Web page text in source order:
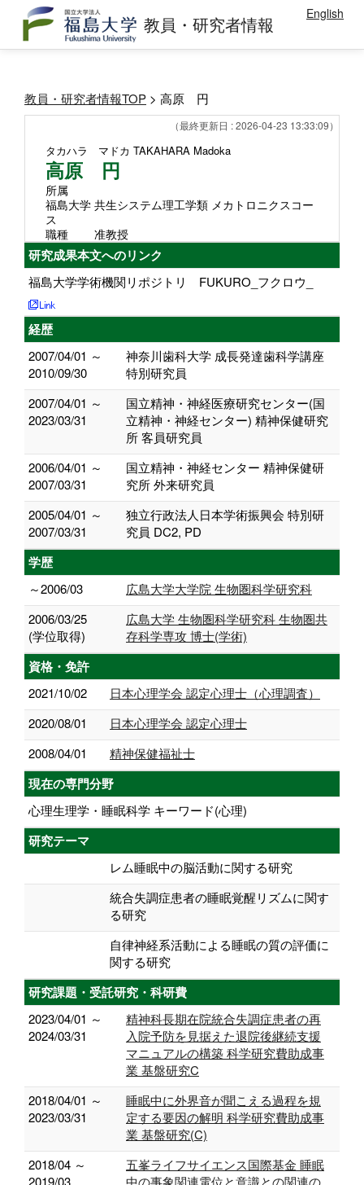
教員・研究者情報 English
教員・研究者情報TOP > 高原 円
（最終更新日 : 2026-04-23 13:33:09）
タカハラ マドカ TAKAHARA Madoka
高原 円
所属
福島大学 共生システム理工学類 メカトロニクスコー
ス
職種
准教授
研究成果本文へのリンク
福島大学学術機関リポジトリ FUKURO_フクロウ_
経歴
2007/04/01 ～
2010/09/30
神奈川歯科大学 成長発達歯科学講座
特別研究員
2007/04/01 ～
2023/03/31
国立精神・神経医療研究センター(国
立精神・神経センター) 精神保健研究
所 客員研究員
2006/04/01 ～
2007/03/31
国立精神・神経センター 精神保健研
究所 外来研究員
2005/04/01 ～
2007/03/31
独立行政法人日本学術振興会 特別研
究員 DC2, PD
学歴
～2006/03
広島大学大学院 生物圏科学研究科
2006/03/25
(学位取得)
広島大学 生物圏科学研究科 生物圏共
存科学専攻 博士(学術)
資格・免許
2021/10/02
日本心理学会 認定心理士（心理調査）
2020/08/01
日本心理学会 認定心理士
2008/04/01
精神保健福祉士
現在の専門分野
心理生理学・睡眠科学 キーワード(心理)
研究テーマ
レム睡眠中の脳活動に関する研究
統合失調症患者の睡眠覚醒リズムに関す
る研究
自律神経系活動による睡眠の質の評価に
関する研究
研究課題・受託研究・科研費
2023/04/01 ～
2024/03/31
精神科長期在院統合失調症患者の再
入院予防を見据えた退院後継続支援
マニュアルの構築 科学研究費助成事
業 基盤研究C
2018/04/01 ～
2023/03/31
睡眠中に外界音が聞こえる過程を規
定する要因の解明 科学研究費助成事
業 基盤研究(C)
2018/04 ～
2019/03
五峯ライフサイエンス国際基金 睡眠
中の事象関連電位と意識との関連の